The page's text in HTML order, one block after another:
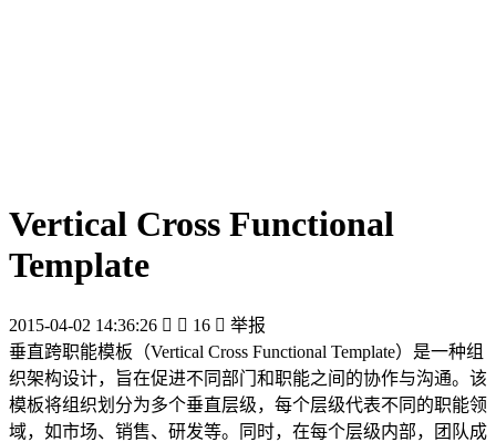
Vertical Cross Functional
Template
2015-04-02 14:36:26   16  举报
垂直跨职能模板（Vertical Cross Functional Template）是一种组
织架构设计，旨在促进不同部门和职能之间的协作与沟通。该
模板将组织划分为多个垂直层级，每个层级代表不同的职能领
域，如市场、销售、研发等。同时，在每个层级内部，团队成